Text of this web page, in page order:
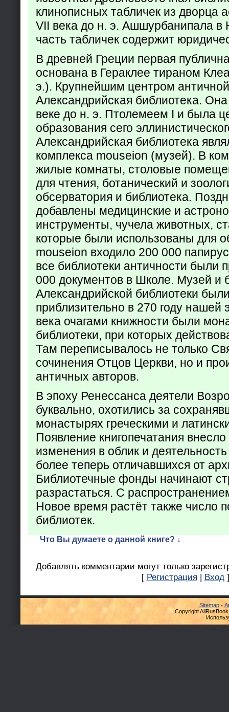
клинописных табличек из дворца
VII века до н. э. Ашшурбанипала в
часть табличек содержит
В древней Греции первая
основана в Гераклее тираном
э.). Крупнейшим центром
Александрийская библиотека.
веке до н. э. Птолемеем I и была
образования сего
Александрийская библиотека
комплекса mouseion (музей). В
жилые комнаты, столовые
для чтения, ботанический и
обсерватория и библиотека.
добавлены медицинские и
инструменты, чучела животных,
которые были использованы для
mouseion входило 200 000
все библиотеки античности были
000 документов в Школе. Музей и
Александрийской библиотеки
приблизительно в 270 году
века очагами книжности были
библиотеки, при которых
Там переписывалось не только
сочинения Отцов Церкви, но и
античных авторов.
В эпоху Ренессанса деятели
буквально, охотились за
монастырях греческими и
Появление книгопечатания
изменения в облик и
более теперь отличавшихся от
Библиотечные фонды начинают
разрастаться. С
Новое время растёт также число
библиотек.
Что Вы думаете о данной книге? ↓
Добавлять комментарии могут только
[ Регистрация | Вход ]
Sitemap-
Copyright